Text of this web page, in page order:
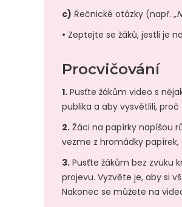
c) Řečnické otázky (např.
• Zeptejte se žáků, jestli je
Procvičování
1. Pusťte žákům video s
publika a aby vysvětlili, proč
2. Žáci na papírky napíšou
vezme z hromádky
3. Pusťte žákům bez zvuku
projevu. Vyzvěte je, aby si
Nakonec se můžete na